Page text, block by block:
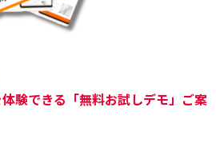
験できる「無料お試しデモ」ご案